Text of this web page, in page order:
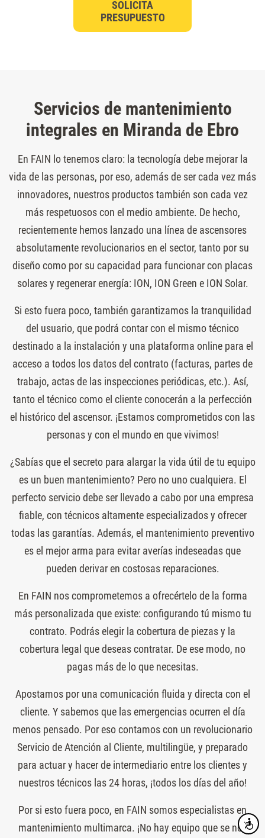
SOLICITA
PRESUPUESTO
Servicios de mantenimiento
integrales en Miranda de Ebro
En FAIN lo tenemos claro: la tecnología debe mejorar la
vida de las personas, por eso, además de ser cada vez más
innovadores, nuestros productos también son cada vez
más respetuosos con el medio ambiente. De hecho,
recientemente hemos lanzado una línea de ascensores
absolutamente revolucionarios en el sector, tanto por su
diseño como por su capacidad para funcionar con placas
solares y regenerar energía: ION, ION Green e ION Solar.
Si esto fuera poco, también garantizamos la tranquilidad
del usuario, que podrá contar con el mismo técnico
destinado a la instalación y una plataforma online para el
acceso a todos los datos del contrato (facturas, partes de
trabajo, actas de las inspecciones periódicas, etc.). Así,
tanto el técnico como el cliente conocerán a la perfección
el histórico del ascensor. ¡Estamos comprometidos con las
personas y con el mundo en que vivimos!
¿Sabías que el secreto para alargar la vida útil de tu equipo
es un buen mantenimiento? Pero no uno cualquiera. El
perfecto servicio debe ser llevado a cabo por una empresa
fiable, con técnicos altamente especializados y ofrecer
todas las garantías. Además, el mantenimiento preventivo
es el mejor arma para evitar averías indeseadas que
pueden derivar en costosas reparaciones.
En FAIN nos comprometemos a ofrecértelo de la forma
más personalizada que existe: configurando tú mismo tu
contrato. Podrás elegir la cobertura de piezas y la
cobertura legal que deseas contratar. De ese modo, no
pagas más de lo que necesitas.
Apostamos por una comunicación fluida y directa con el
cliente. Y sabemos que las emergencias ocurren el día
menos pensado. Por eso contamos con un revolucionario
Servicio de Atención al Cliente, multilingüe, y preparado
para actuar y hacer de intermediario entre los clientes y
nuestros técnicos las 24 horas, ¡todos los días del año!
Por si esto fuera poco, en FAIN somos especialistas en
mantenimiento multimarca. ¡No hay equipo que se nos